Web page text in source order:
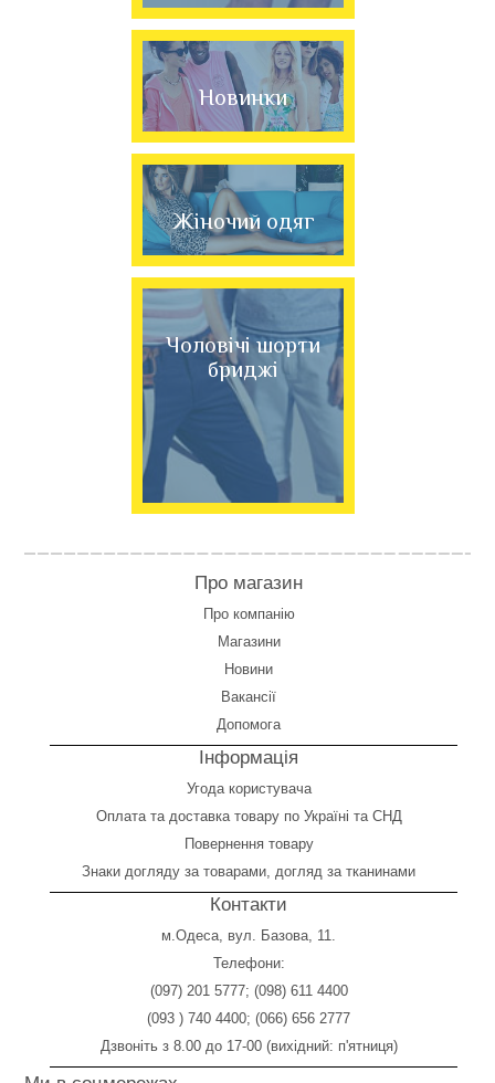
Новинки
Жіночий одяг
Чоловічі шорти
бриджі
Про магазин
Про компанію
Магазини
Новини
Вакансії
Допомога
Інформація
Угода користувача
Оплата та доставка товару по Україні та СНД
Повернення товару
Знаки догляду за товарами, догляд за тканинами
Контакти
м.Одеса, вул. Базова, 11.
Телефони:
(097) 201 5777; (098) 611 4400
(093 ) 740 4400; (066) 656 2777
Дзвоніть з 8.00 до 17-00 (вихідний: п'ятниця)